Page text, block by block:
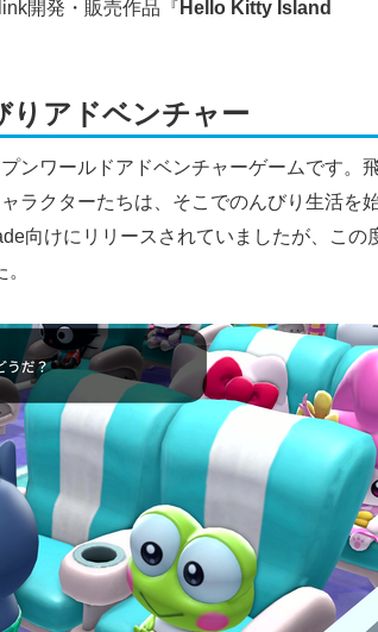
開発・販売作品『Hello Kitty Island
りアドベンチャー
ンワールドアドベンチャーゲームです。
ラクターたちは、そこでのんびり生活を
向けにリリースされていましたが、この